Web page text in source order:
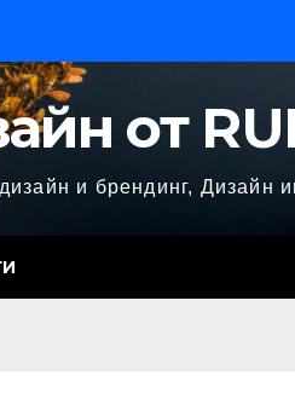
от
и брендинг, Дизайн